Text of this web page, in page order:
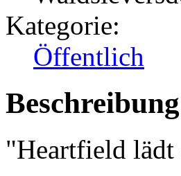
Kategorie:
Öffentlich
Beschreibung
"Heartfield